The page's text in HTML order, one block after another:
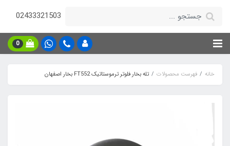
02433321503
0
خانه فهرست محصولات تله بخار فلوتر ترموستاتیک FT552 بخار اصفهان